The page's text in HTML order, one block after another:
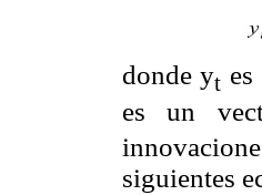
donde yt
es un
siguientes